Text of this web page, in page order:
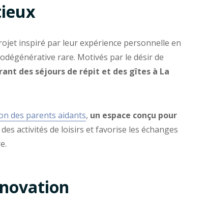
inspiré par leur expérience personnelle en
rare. Motivés par le désir de
des séjours de répit et des gîtes à La
des parents aidants, un espace conçu pour
activités de loisirs et favorise les échanges